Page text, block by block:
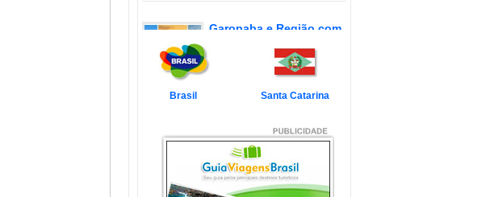
Garopaba e Região com
Garopaba é um município de Santa
Catarina a 80 quilômetro...
Veja mais...
com Crianças
Simplesmente magnífico! Assim
pode ser descrito o Litoral d...
Veja mais...
Brasil Santa Catarina